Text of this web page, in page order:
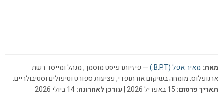
מאת: מאיר אפל (B.P.T.)
— פיזיותרפיסט מוסמך, מנהל ומייסד רשת
ארגופלוס. מומחה בשיקום אורתופדי, פציעות ספורט וטיפולים וסטיבולריים.
תאריך פרסום:
עודכן לאחרונה: